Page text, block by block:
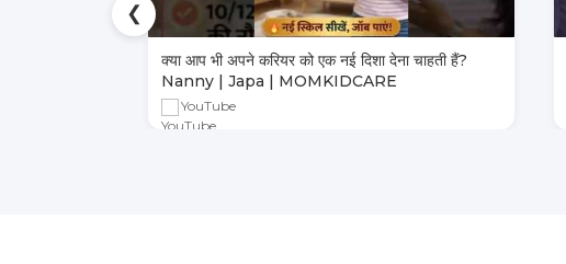
क्या आप भी अपने करियर को एक नई दिशा देना चाहती हैं?
Nanny | Japa | MOMKIDCARE
YouTube
❮